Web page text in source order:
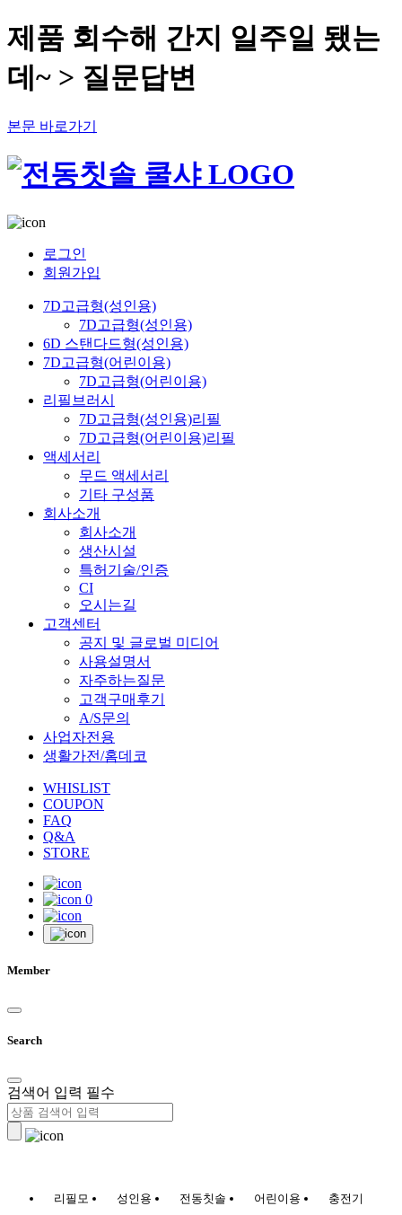
제품 회수해 간지 일주일 됐는
데~ > 질문답변
본문 바로가기
로그인
회원가입
7D고급형(성인용)
7D고급형(성인용)
6D 스탠다드형(성인용)
7D고급형(어린이용)
7D고급형(어린이용)
리필브러시
7D고급형(성인용)리필
7D고급형(어린이용)리필
액세서리
무드 액세서리
기타 구성품
회사소개
회사소개
생산시설
특허기술/인증
CI
오시는길
고객센터
공지 및 글로벌 미디어
사용설명서
자주하는질문
고객구매후기
A/S문의
사업자전용
생활가전/홈데코
WHISLIST
COUPON
FAQ
Q&A
STORE
0
Member
Search
검색어 입력 필수
리필모 성인용 전동칫솔 어린이용 충전기